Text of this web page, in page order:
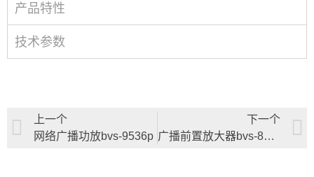
产品特性
技术参数
上一个
网络广播功放bvs-9536p
下一个
广播前置放大器bvs-8611